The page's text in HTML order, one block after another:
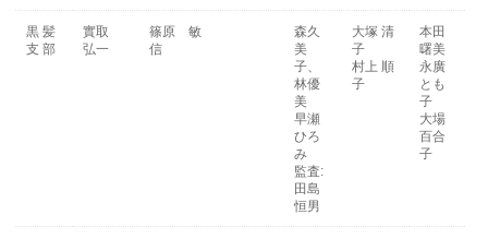
黒 髪
支 部
實取
弘一
篠原 敏
信
森久
美
子、
林優
美
早瀬
ひろ
み
監査:
田島
恒男
大塚 清
子
村上 順
子
本田
曙美
永廣
とも
子
大場
百合
子